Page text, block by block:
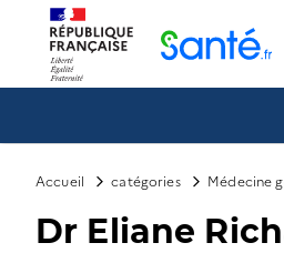
Accueil catégories Médecine
Dr Eliane
Panneau de gestion des cookies